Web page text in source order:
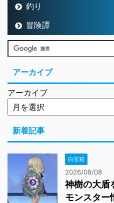
釣り
冒険譚
アーカイブ
アーカイブ
新着記事
白宝箱
2026/08/08
神樹の大盾
モンスター